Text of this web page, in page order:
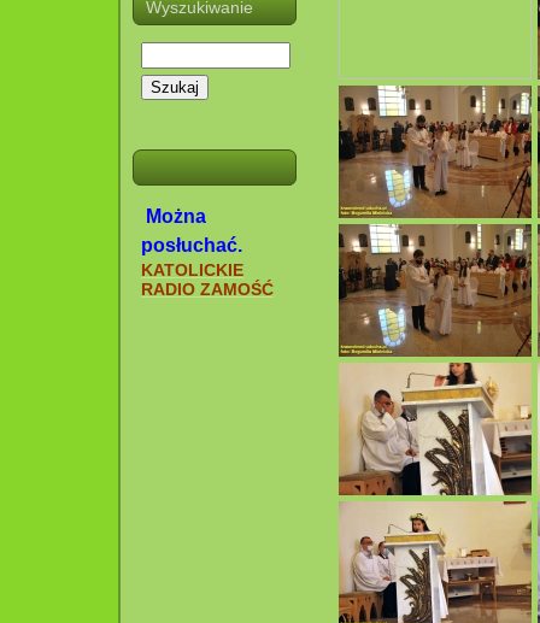
Wyszukiwanie
Szukaj
Można
posłuchać.
KATOLICKIE
RADIO ZAMOŚĆ